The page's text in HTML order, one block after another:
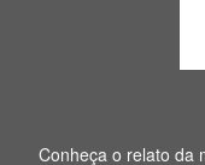
Conheça o relato da